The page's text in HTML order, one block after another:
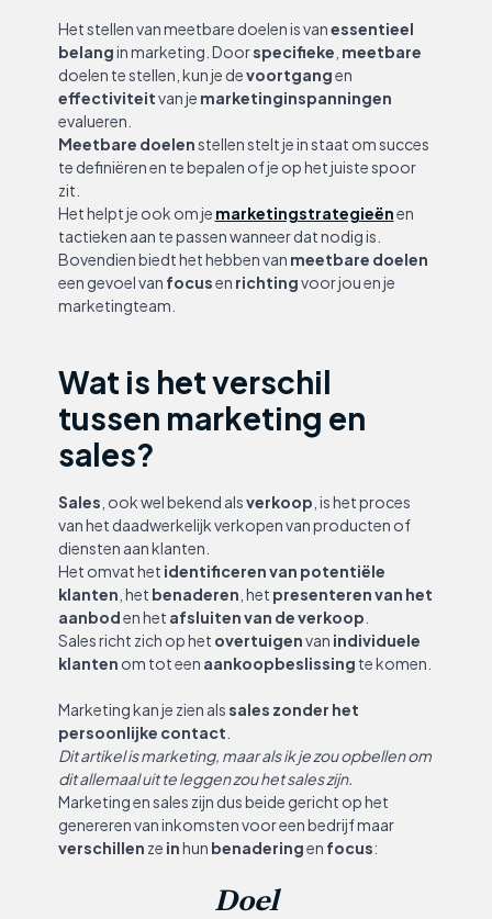
Het stellen van meetbare doelen is vanessentieel
belangin marketing. Doorspecifieke meetbare
doelen te stellen, kun je devoortgangen
effectiviteitvan je marketinginspanningen
evalueren.
Meetbare doelenstellen stelt je in staat om succes
te definiëren en te bepalen of je op het juiste spoor
zit.
Het helpt je ook om je marketingstrategieënen
tactieken aan te passen wanneer dat nodig is.
Bovendien biedt het hebben van meetbare doelen
een gevoel van focusen richtingvoor jou en je
marketingteam.
Wat is het verschil
tussen marketing en
sales?
Sales , ook wel bekend alsverkoop , is het proces
van het daadwerkelijk verkopen van producten of
diensten aan klanten.
Het omvat het identificeren van potentiële
klanten , het benaderen , het presenteren van het
aanboden het afsluiten van de verkoop
Sales richt zich op het overtuigenvan individuele
klanten om tot een aankoopbeslissing te komen.
Marketing kan je zien alssales zonder het
persoonlijke contact
Dit artikel is marketing, maar als ik je zou opbellen om
dit allemaal uit te leggen zou het sales zijn.
Marketing en sales zijn dus beide gericht op het
genereren van inkomsten voor een bedrijf maar
verschillen ze inhun benaderingen focus:
Doel